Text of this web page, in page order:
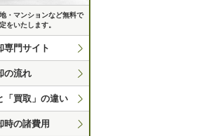
・マンションなど無料で
をいたします。
専門サイト
の流れ
「買取」の違い
時の諸費用